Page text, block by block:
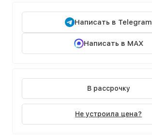
Написать в Telegram
Написать в MAX
В рассрочку
Не устроила цена?